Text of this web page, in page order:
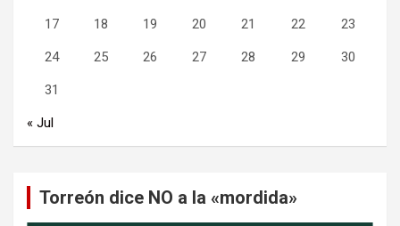
17 18 19 20 21 22 23
24 25 26 27 28 29 30
31
« Jul
Torreón dice NO a la «mordida»